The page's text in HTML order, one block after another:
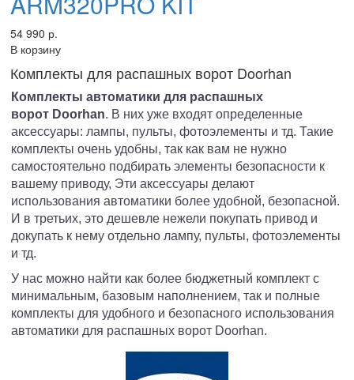
54 990 р.
В корзину
Комплекты для распашных ворот Doorhan
Комплекты автоматики для распашных
ворот Doorhan. В них уже входят определенные
аксессуары: лампы, пульты, фотоэлементы и тд. Такие
комплекты очень удобны, так как вам не нужно
самостоятельно подбирать элементы безопасности к
вашему приводу, Эти аксессуары делают
использования автоматики более удобной, безопасной.
И в третьих, это дешевле нежели покупать привод и
докупать к нему отдельно лампу, пульты, фотоэлементы
и тд.
У нас можно найти как более бюджетный комплект с
минимальным, базовым наполнением, так и полные
комплекты для удобного и безопасного использования
автоматики для распашных ворот Doorhan.